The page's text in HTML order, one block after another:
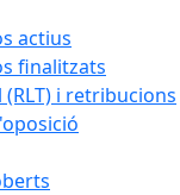
actius
finalitzats
i retribucions